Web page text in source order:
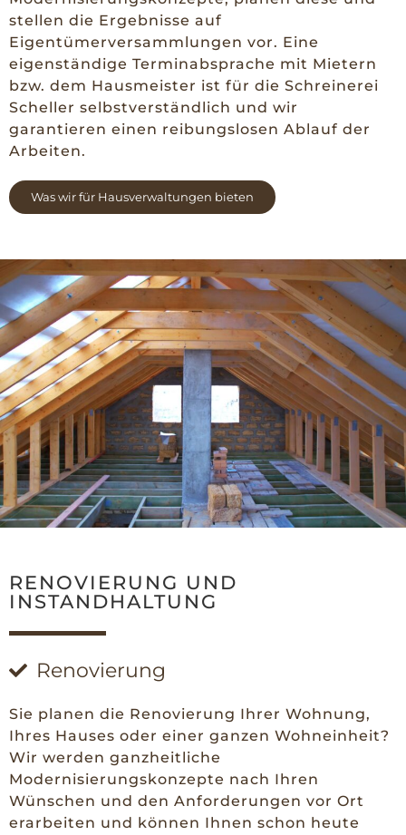
stellen die Ergebnisse auf
Eigentümerversammlungen vor. Eine
eigenständige Terminabsprache mit Mietern
bzw. dem Hausmeister ist für die Schreinerei
Scheller selbstverständlich und wir
garantieren einen reibungslosen Ablauf der
Arbeiten.
Was wir für Hausverwaltungen bieten
RENOVIERUNG UND
INSTANDHALTUNG
Renovierung
Sie planen die Renovierung Ihrer Wohnung,
Ihres Hauses oder einer ganzen Wohneinheit?
Wir werden ganzheitliche
Modernisierungskonzepte nach Ihren
Wünschen und den Anforderungen vor Ort
erarbeiten und können Ihnen schon heute